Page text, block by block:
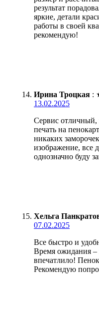
результат
яркие, детали
работы в своей
рекомендую!
Ирина Троцкая :
13.02.2025
Сервис отличный,
печать на
никаких
изображение, все
однозначно буду
Хельга
07.02.2025
Все быстро и
Время ожидания –
впечатлило!
Рекомендую